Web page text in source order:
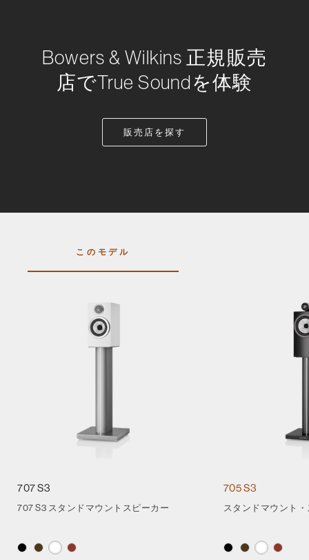
Bowers & Wilkins 正規販売
店でTrue Soundを体験
販売店を探す
このモデル
707 S3
707 S3 スタンドマウントスピーカー
705 S3
スタンドマウント